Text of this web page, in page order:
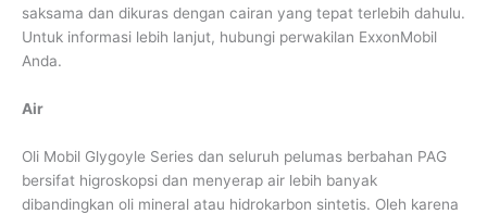
saksama dan dikuras dengan cairan yang tepat terlebih dahulu.
Untuk informasi lebih lanjut, hubungi perwakilan ExxonMobil
Anda.
Air
Oli Mobil Glygoyle Series dan seluruh pelumas berbahan PAG
bersifat higroskopsi dan menyerap air lebih banyak
dibandingkan oli mineral atau hidrokarbon sintetis. Oleh karena